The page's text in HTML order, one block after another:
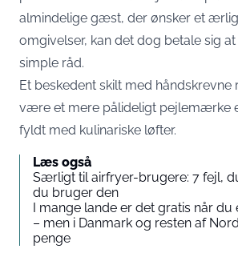
almindelige gæst, der ønsker et
omgivelser, kan det dog betale sig
simple råd.
Et beskedent skilt med håndskrevne
være et mere pålideligt pejlemærke
fyldt med kulinariske løfter.
Læs også
Særligt til airfryer-brugere: 7 fejl,
du bruger den
I mange lande er det gratis når
– men i Danmark og resten af
penge